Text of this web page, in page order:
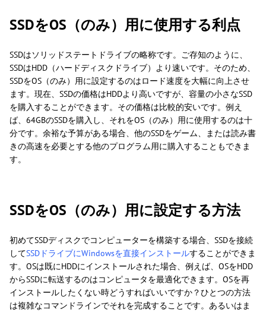
SSDをOS（のみ）用に使用する利点
SSDはソリッドステートドライブの略称です。ご存知のように、
SSDはHDD（ハードディスクドライブ）より速いです。そのため、
SSDをOS（のみ）用に設定するのはロード速度を大幅に向上させ
ます。現在、SSDの価格はHDDより高いですが、容量の小さなSSD
を購入することができます。その価格は比較的安いです。例え
ば、64GBのSSDを購入し、それをOS（のみ）用に使用するのは十
分です。余裕な予算がある場合、他のSSDをゲーム、または読み書
きの高速を必要とする他のプログラム用に購入することもできま
す。
SSDをOS（のみ）用に設定する方法
初めてSSDディスクでコンピューターを構築する場合、SSDを接続
してSSDドライブにWindowsを直接インストールすることができま
す。OSは既にHDDにインストールされた場合、例えば、OSをHDD
からSSDに転送するのはコンピュータを最適化できます。OSを再
インストールしたくない時どうすればいいですか？ひとつの方法
は複雑なコマンドラインでそれを完成することです。あるいはま